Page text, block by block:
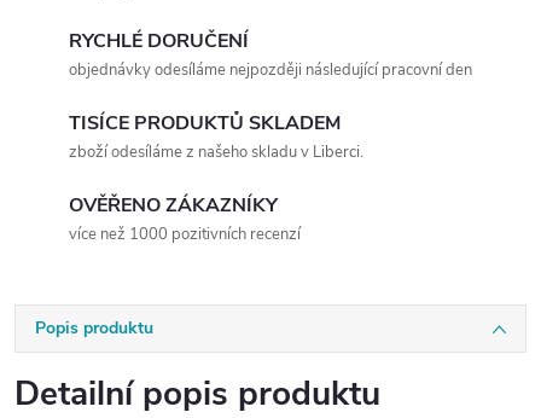
RYCHLÉ DORUČENÍ
objednávky odesíláme nejpozději následující pracovní den
TISÍCE PRODUKTŮ SKLADEM
zboží odesíláme z našeho skladu v Liberci.
OVĚŘENO ZÁKAZNÍKY
více než 1000 pozitivních recenzí
Popis produktu
Detailní popis produktu